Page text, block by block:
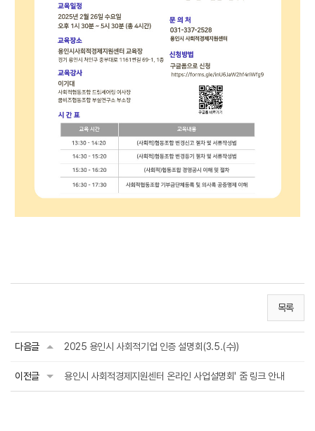
목록
다음글 2025 용인시 사회적기업 인증 설명회(3.5.(수))
이전글 용인시 사회적경제지원센터 온라인 사업설명회' 줌 링크 안내